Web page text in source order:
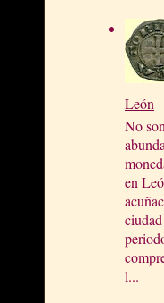
León
No
en
l...